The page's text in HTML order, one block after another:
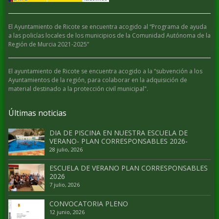
El Ayuntamiento de Ricote se encuentra acogido al “Programa de ayuda
a las policías locales de los municipios de la Comunidad Autónoma de la
Región de Murcia 2021-2025”
El ayuntamiento de Ricote se encuentra acogido a la “subvención a los
Ayuntamientos de la región, para colaborar en la adquisición de
material destinado a la protección civil municipal".
Últimas noticias
DIA DE PISCINA EN NUESTRA ESCUELA DE
VERANO- PLAN CORRESPONSABLES 2026-
28 julio, 2026
ESCUELA DE VERANO PLAN CORRESPONSABLES
2026
7 julio, 2026
CONVOCATORIA PLENO
12 junio, 2026